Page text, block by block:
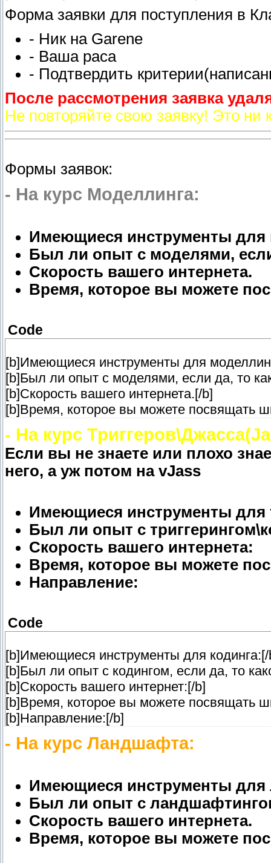
Форма заявки для поступления в
- Ник на Garene
- Ваша раса
- Подтвердить
После рассмотрения заявка
Не повторяйте свою заявку! Это ни
Формы заявок:
- На курс Моделлинга:
Имеющиеся инструменты для
Был ли опыт с моделями,
Скорость вашего интернета.
Время, которое вы можете
Code
[b]Имеющиеся инструменты для
[b]Был ли опыт с моделями, если да, то
[b]Скорость вашего интернета.[/b]
[b]Время, которое вы можете посвящать
- На курс
Если вы не знаете или плохо
него, а уж потом на vJass
Имеющиеся инструменты для
Был ли опыт с
Скорость вашего интернета:
Время, которое вы можете
Направление:
Code
[b]Имеющиеся инструменты для
[b]Был ли опыт с кодингом, если да, то
[b]Скорость вашего интернет:[/b]
[b]Время, которое вы можете посвящать
[b]Направление:[/b]
- На курс Ландшафта:
Имеющиеся инструменты для
Был ли опыт с
Скорость вашего интернета.
Время, которое вы можете